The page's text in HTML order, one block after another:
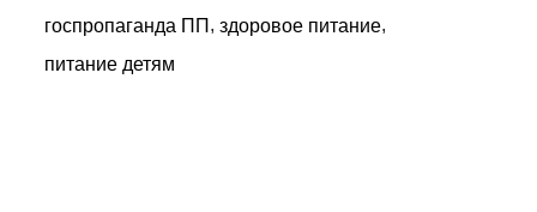
госпропаганда ПП , здоровое питание,
питание детям